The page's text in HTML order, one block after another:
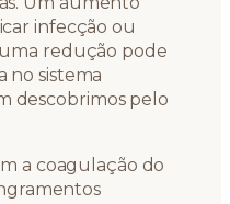
infecção ou
redução pode
no sistema
descobrimos pelo
a coagulação do